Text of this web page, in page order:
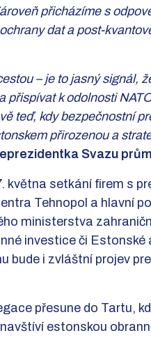
přicházíme s
dat a post-
– je to jasný signál,
přispívat k odolnosti
teď, kdy bezpečnostní
přirozenou a
Svazu
května setkání firem s
Tehnopol a hlavní
ministerstva
investice či
bude i zvláštní projev
přesune do Tartu,
estonskou